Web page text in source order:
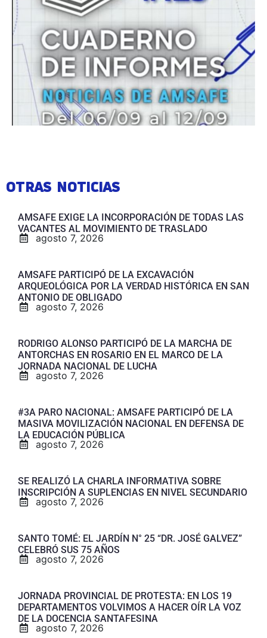
OTRAS NOTICIAS
AMSAFE EXIGE LA INCORPORACIÓN DE TODAS LAS
VACANTES AL MOVIMIENTO DE TRASLADO
agosto 7, 2026
AMSAFE PARTICIPÓ DE LA EXCAVACIÓN
ARQUEOLÓGICA POR LA VERDAD HISTÓRICA EN SAN
ANTONIO DE OBLIGADO
agosto 7, 2026
RODRIGO ALONSO PARTICIPÓ DE LA MARCHA DE
ANTORCHAS EN ROSARIO EN EL MARCO DE LA
JORNADA NACIONAL DE LUCHA
agosto 7, 2026
#3A PARO NACIONAL: AMSAFE PARTICIPÓ DE LA
MASIVA MOVILIZACIÓN NACIONAL EN DEFENSA DE
LA EDUCACIÓN PÚBLICA
agosto 7, 2026
SE REALIZÓ LA CHARLA INFORMATIVA SOBRE
INSCRIPCIÓN A SUPLENCIAS EN NIVEL SECUNDARIO
agosto 7, 2026
SANTO TOMÉ: EL JARDÍN N° 25 “DR. JOSÉ GALVEZ”
CELEBRÓ SUS 75 AÑOS
agosto 7, 2026
JORNADA PROVINCIAL DE PROTESTA: EN LOS 19
DEPARTAMENTOS VOLVIMOS A HACER OÍR LA VOZ
DE LA DOCENCIA SANTAFESINA
agosto 7, 2026